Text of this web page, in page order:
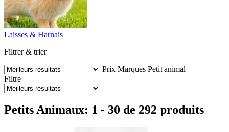
Laisses & Harnais
Filtrer & trier
Prix Marques Petit animal
Filtre
Petits Animaux: 1 - 30 de 292 produits